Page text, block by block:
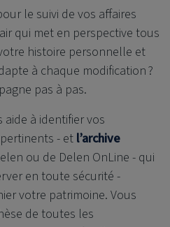
le suivi de vos affaires
qui met en perspective tous
histoire personnelle et
à chaque modification?
pas à pas.
aide à identifier vos
- etl’archive
ou de Delen OnLine - qui
en toute sécurité -
votre patrimoine. Vous
de toutes les